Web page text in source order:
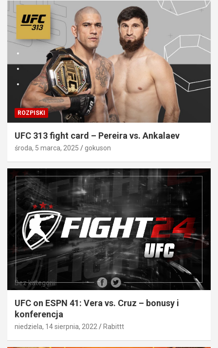
ROZPISKI
UFC 313 fight card – Pereira vs. Ankalaev
środa, 5 marca, 2025 gokuson
Bez kategorii
UFC on ESPN 41: Vera vs. Cruz – bonusy i
konferencja
niedziela, 14 sierpnia, 2022 Rabittt